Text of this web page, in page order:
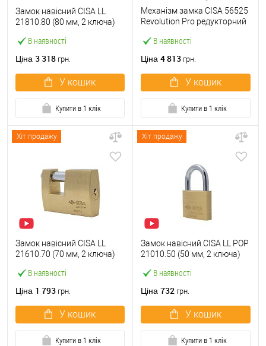
В наявності
Замок навісний CISA LL
21810.80 (80 мм, 2 ключа)
Ціна 3 318 грн.
У кошик
Купити в 1 клік
В наявності
Механізм замка CISA 56525
Revolution Pro редукторний
хром матовий
Ціна 4 813 грн.
У кошик
Купити в 1 клік
Хіт продажу
В наявності
Замок навісний CISA LL
21610.70 (70 мм, 2 ключа)
Ціна 1 793 грн.
У кошик
Купити в 1 клік
Хіт продажу
В наявності
Замок навісний CISA LL POP
21010.50 (50 мм, 2 ключа)
Ціна 732 грн.
У кошик
Купити в 1 клік